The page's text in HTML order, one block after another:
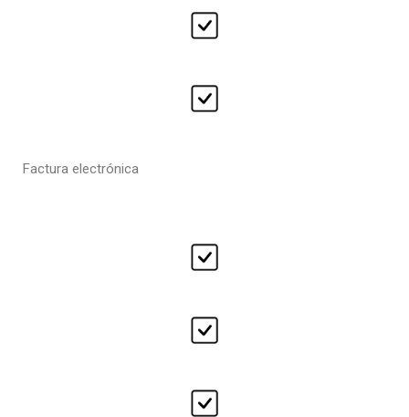
Factura electrónica